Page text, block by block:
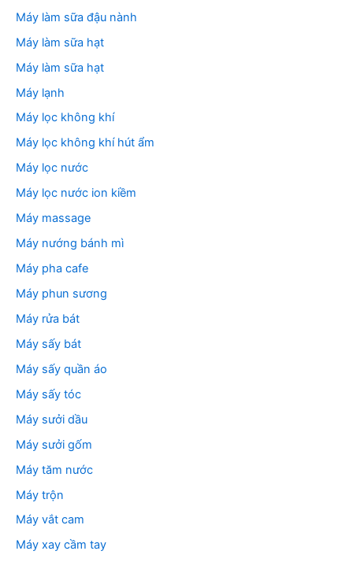
Máy làm sữa đậu nành
Máy làm sữa hạt
Máy làm sữa hạt
Máy lạnh
Máy lọc không khí
Máy lọc không khí hút ẩm
Máy lọc nước
Máy lọc nước ion kiềm
Máy massage
Máy nướng bánh mì
Máy pha cafe
Máy phun sương
Máy rửa bát
Máy sấy bát
Máy sấy quần áo
Máy sấy tóc
Máy sưởi dầu
Máy sưởi gốm
Máy tăm nước
Máy trộn
Máy vắt cam
Máy xay cầm tay